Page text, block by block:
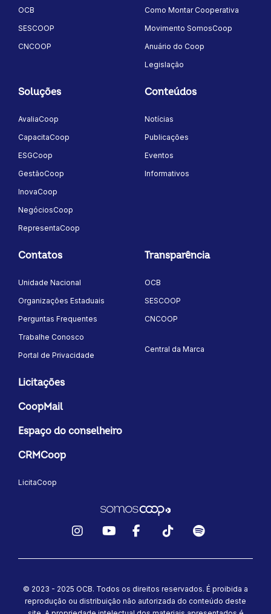
OCB
SESCOOP
CNCOOP
Como Montar Cooperativa
Movimento SomosCoop
Anuário do Coop
Legislação
Soluções
AvaliaCoop
CapacitaCoop
ESGCoop
GestãoCoop
InovaCoop
NegóciosCoop
RepresentaCoop
Conteúdos
Notícias
Publicações
Eventos
Informativos
Contatos
Unidade Nacional
Organizações Estaduais
Perguntas Frequentes
Trabalhe Conosco
Portal de Privacidade
Transparência
OCB
SESCOOP
CNCOOP
Central da Marca
Licitações
CoopMail
Espaço do conselheiro
CRMCoop
LicitaCoop
© 2023 - 2025 OCB. Todos os direitos reservados. É proibida a
reprodução ou distribuição não autorizada do conteúdo deste